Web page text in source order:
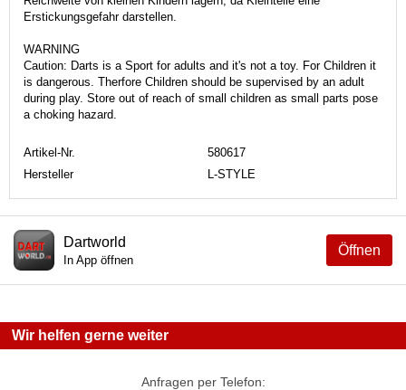
Erstickungsgefahr darstellen.
WARNING
Caution: Darts is a Sport for adults and it's not a toy. For Children it
is dangerous. Therfore Children should be supervised by an adult
during play. Store out of reach of small children as small parts pose
a choking hazard.
Artikel-Nr.
580617
Hersteller
L-STYLE
Öffnen
Dartworld
In App öffnen
Wir helfen gerne weiter
Anfragen per Telefon: